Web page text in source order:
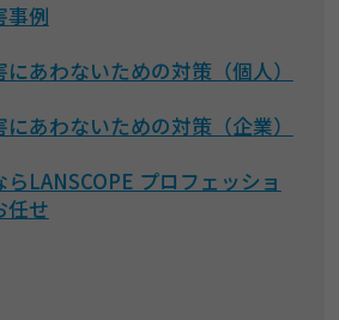
事例
あわないための対策（個人）
あわないための対策（企業）
LANSCOPE プロフェッショ
任せ